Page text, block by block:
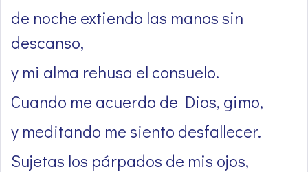
de noche extiendo las manos sin
descanso,
y mi alma rehusa el consuelo.
Cuando me acuerdo de Dios, gimo,
y meditando me siento desfallecer.
Sujetas los párpados de mis ojos,